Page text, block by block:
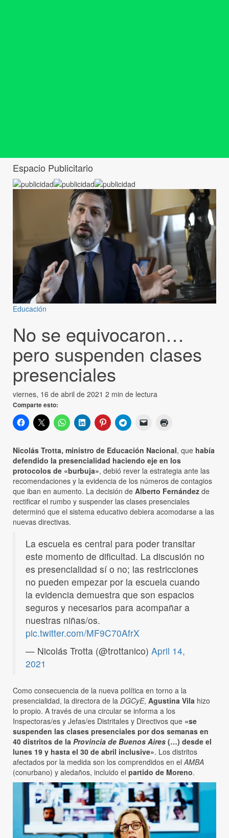
Espacio Publicitario
Educación
No se equivocaron…
pero suspenden clases
presenciales
viernes, 16 de abril de 2021 2 min de lectura
Comparte esto:
Nicolás Trotta, ministro de Educación Nacional, que había
defendido la presencialidad haciendo eje en los
protocolos de «burbuja», debió rever la estrategia ante las
recomendaciones y la evidencia de los números de contagios
que iban en aumento. La decisión de Alberto Fernández de
rectificar el rumbo y suspender las clases presenciales
determinó que el sistema educativo debiera acomodarse a las
nuevas directivas.
La escuela es central para poder transitar
este momento de dificultad. La discusión no
es presencialidad sí o no; las restricciones
no pueden empezar por la escuela cuando
la evidencia demuestra que son espacios
seguros y necesarios para acompañar a
nuestras niñas/os.
pic.twitter.com/MF9C70AfrX
— Nicolás Trotta (@trottanico) April 14,
2021
Como consecuencia de la nueva política en torno a la
presencialidad, la directora de la DGCyE, Agustina Vila hizo
lo propio. A través de una circular se informa a los
Inspectoras/es y Jefas/es Distritales y Directivos que «se
suspenden las clases presenciales por dos semanas en
40 distritos de la Provincia de Buenos Aires (…) desde el
lunes 19 y hasta el 30 de abril inclusive». Los distritos
afectados por la medida son los comprendidos en elAMBA
(conurbano) y aledaños, incluido el partido de Moreno.